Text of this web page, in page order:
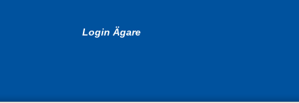
Login Ägare